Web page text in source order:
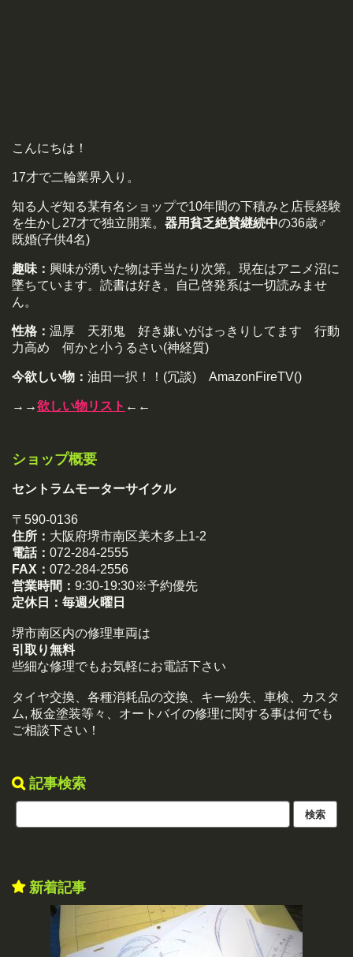
こんにちは！
17才で二輪業界入り。
知る人ぞ知る某有名ショップで10年間の下積みと店長経験
を生かし27才で独立開業。 器用貧乏絶賛継続中の36歳♂
既婚(子供4名)
趣味： 興味が湧いた物は手当たり次第。現在はアニメ沼に
墜ちています。読書は好き。自己啓発系は一切読みませ
ん。
性格： 温厚 天邪鬼 好き嫌いがはっきりしてます 行動
力高め 何かと小うるさい(神経質)
今欲しい物： 油田一択！！(冗談) AmazonFireTV()
→→欲しい物リスト ←←
ショップ概要
セントラムモーターサイクル
〒590-0136
住所： 大阪府堺市南区美木多上1-2
電話： 072-284-2555
FAX： 072-284-2556
営業時間： 9:30-19:30※予約優先
定休日： 毎週火曜日
堺市南区内の修理車両は
引取り無料
些細な修理でもお気軽にお電話下さい
タイヤ交換、各種消耗品の交換、キー紛失、車検、カスタ
ム, 板金塗装等々、オートバイの修理に関する事は何でも
ご相談下さい！
記事検索
新着記事